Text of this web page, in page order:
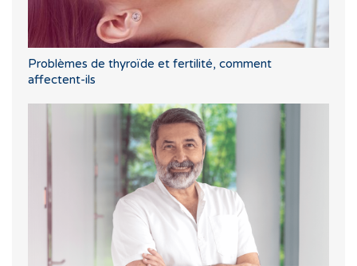
Problèmes de thyroïde et fertilité, comment
affectent-ils